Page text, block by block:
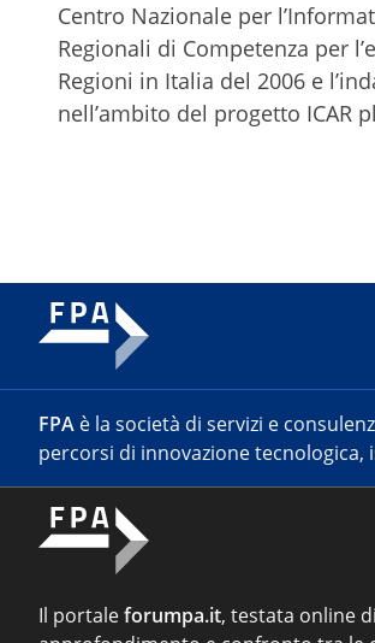
Centro Nazionale per
Regionali di Competenza per
Regioni in Italia del 2006 e
nell’ambito del progetto ICAR
FPA è la società di servizi e
percorsi di innovazione tecnologica,
Il portaleforumpa.it, testata online di